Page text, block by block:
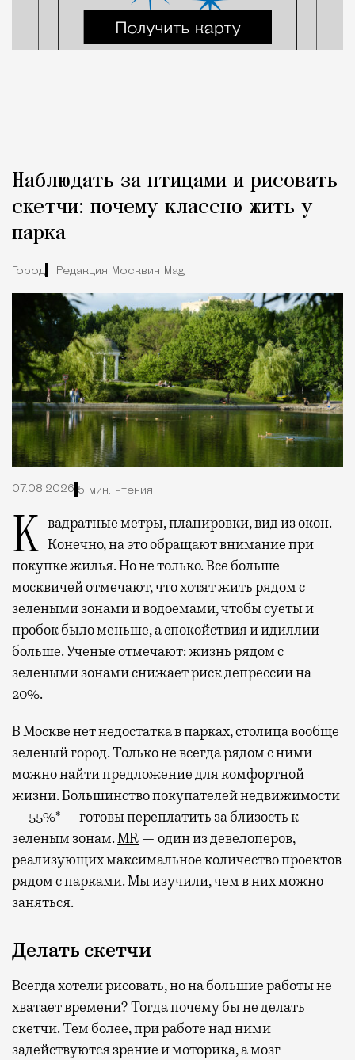
Наблюдать за птицами и рисовать
скетчи: почему классно жить у
парка
Город Редакция Москвич Mag
07.08.2026 5 мин. чтения
Квадратные метры, планировки, вид из окон. Конечно, на это обращают внимание при
покупке жилья. Но не только. Все больше
москвичей отмечают, что хотят жить рядом с
зелеными зонами и водоемами, чтобы суеты и
пробок было меньше, а спокойствия и идиллии
больше. Ученые отмечают: жизнь рядом с
зелеными зонами снижает риск депрессии на
20%.
В Москве нет недостатка в парках, столица вообще
зеленый город. Только не всегда рядом с ними
можно найти предложение для комфортной
жизни. Большинство покупателей недвижимости
— 55%* — готовы переплатить за близость к
зеленым зонам.MR — один из девелоперов,
реализующих максимальное количество проектов
рядом с парками. Мы изучили, чем в них можно
заняться.
Делать скетчи
Всегда хотели рисовать, но на большие работы не
хватает времени? Тогда почему бы не делать
скетчи. Тем более, при работе над ними
задействуются зрение и моторика, а мозг